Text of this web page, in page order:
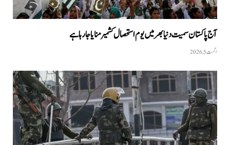
آج پاکستان سمیت دنیا بھر میں یوم استحصال کشمیر منایا جا رہا ہے
اگست 5, 2026